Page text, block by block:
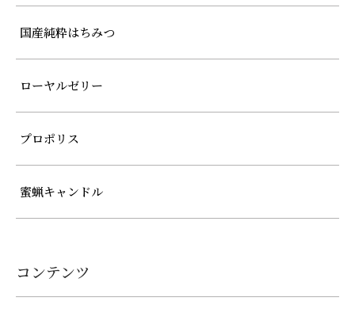
国産純粋はちみつ
ローヤルゼリー
プロポリス
蜜蝋キャンドル
コンテンツ